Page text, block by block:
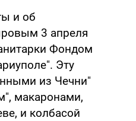
и об
3 апреля
Фондом
Эту
из Чечни"
макаронами,
и колбасой